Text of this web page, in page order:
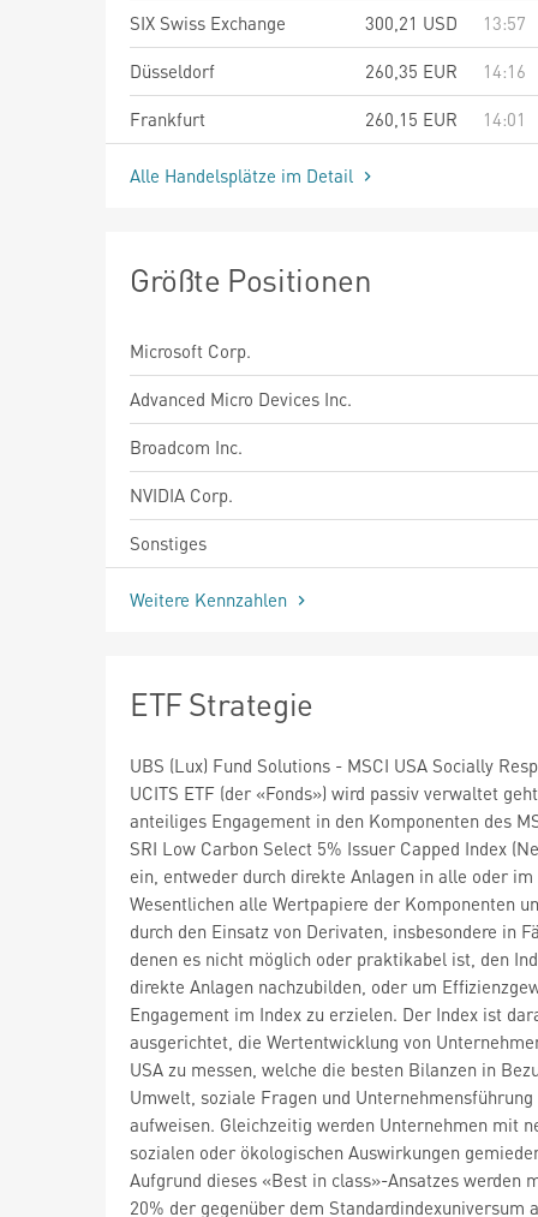
SIX Swiss Exchange
300,21 USD
13:57
Düsseldorf
260,35 EUR
14:16
Frankfurt
260,15 EUR 14:01
Alle Handelsplätze im Detail
Größte Positionen
Microsoft Corp.
Advanced Micro Devices Inc.
Broadcom Inc.
NVIDIA Corp.
Sonstiges
Weitere Kennzahlen
ETF Strategie
UBS (Lux) Fund Solutions - MSCI USA Socially
UCITS ETF (der «Fonds») wird passiv verwaltet
anteiliges Engagement in den Komponenten des
SRI Low Carbon Select 5% Issuer Capped Index
ein, entweder durch direkte Anlagen in alle oder im
Wesentlichen alle Wertpapiere der Komponenten
durch den Einsatz von Derivaten, insbesondere in
denen es nicht möglich oder praktikabel ist, den
direkte Anlagen nachzubilden, oder um
Engagement im Index zu erzielen. Der Index ist
ausgerichtet, die Wertentwicklung von
USA zu messen, welche die besten Bilanzen in
Umwelt, soziale Fragen und Unternehmensführung
aufweisen. Gleichzeitig werden Unternehmen mit
sozialen oder ökologischen Auswirkungen
Aufgrund dieses «Best in class»-Ansatzes werden
20% der gegenüber dem Standardindexuniversum